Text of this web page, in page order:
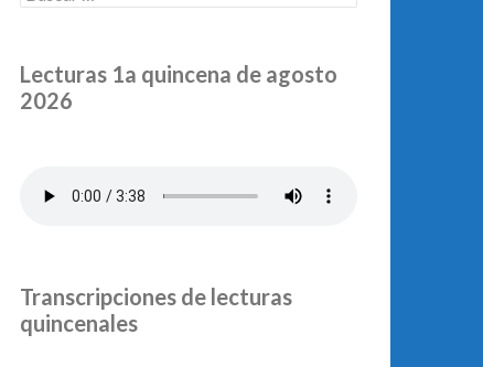
Lecturas 1a quincena de agosto
2026
Transcripciones de lecturas
quincenales